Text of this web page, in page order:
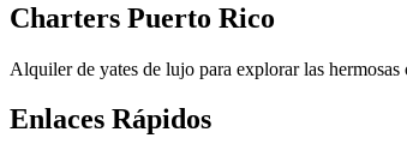
Charters Puerto Rico
Alquiler de yates de lujo para explorar las
Enlaces Rápidos